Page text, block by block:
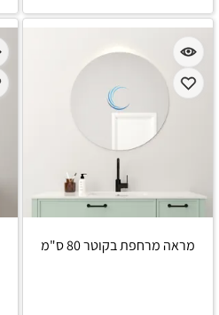
מראה מרחפת בקוטר 80 ס"מ